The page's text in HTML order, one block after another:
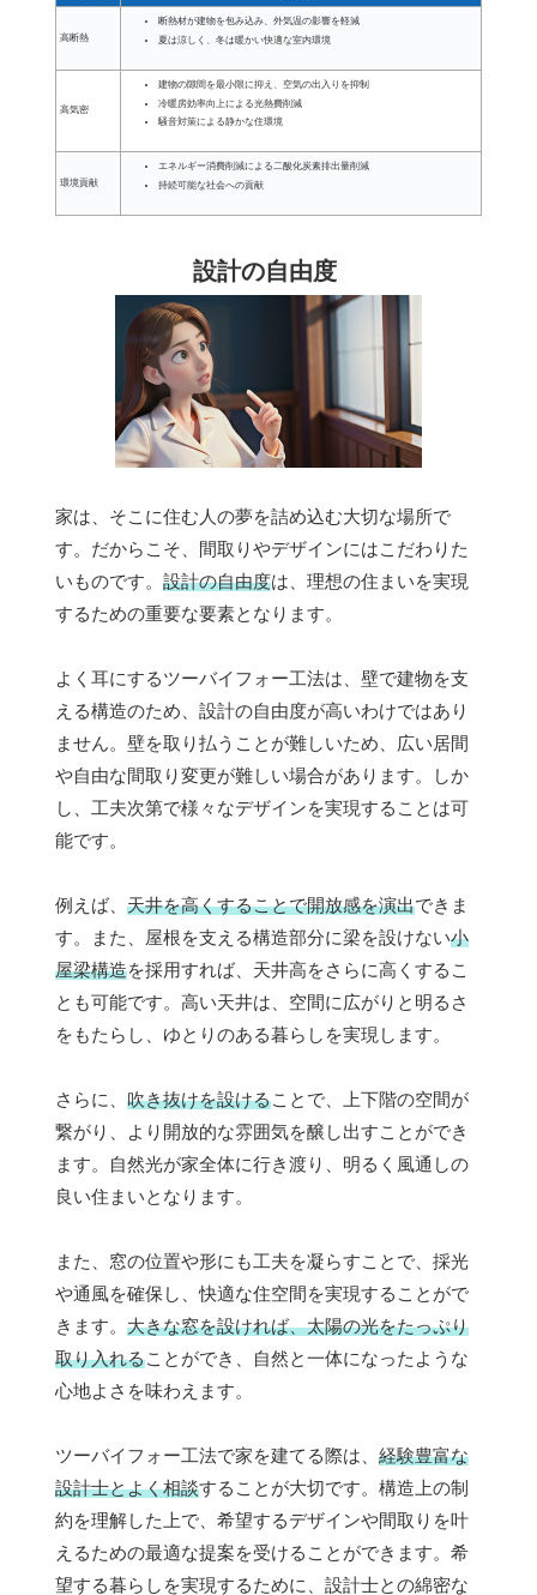
高断熱
断熱材が建物を包み込み、外気温の影響を軽減
夏は涼しく、冬は暖かい快適な室内環境
高気密
建物の隙間を最小限に抑え、空気の出入りを抑制
冷暖房効率向上による光熱費削減
騒音対策による静かな住環境
環境貢献
エネルギー消費削減による二酸化炭素排出量削減
持続可能な社会への貢献
設計の自由度
家は、そこに住む人の夢を詰め込む大切な場所で
す。だからこそ、間取りやデザインにはこだわりた
いものです。 設計の自由度は、理想の住まいを実現
するための重要な要素となります。
よく耳にするツーバイフォー工法は、壁で建物を支
える構造のため、設計の自由度が高いわけではあり
ません。壁を取り払うことが難しいため、広い居間
や自由な間取り変更が難しい場合があります。しか
し、工夫次第で様々なデザインを実現することは可
能です。
例えば、 天井を高くすることで開放感を演出できま
す。また、屋根を支える構造部分に梁を設けない小
屋梁構造を採用すれば、天井高をさらに高くするこ
とも可能です。高い天井は、空間に広がりと明るさ
をもたらし、ゆとりのある暮らしを実現します。
さらに、 吹き抜けを設けることで、上下階の空間が
繋がり、より開放的な雰囲気を醸し出すことができ
ます。自然光が家全体に行き渡り、明るく風通しの
良い住まいとなります。
また、窓の位置や形にも工夫を凝らすことで、採光
や通風を確保し、快適な住空間を実現することがで
きます。 大きな窓を設ければ、太陽の光をたっぷり
取り入れることができ、自然と一体になったような
心地よさを味わえます。
ツーバイフォー工法で家を建てる際は、 経験豊富な
設計士とよく相談することが大切です。構造上の制
約を理解した上で、希望するデザインや間取りを叶
えるための最適な提案を受けることができます。希
望する暮らしを実現するために、設計士との綿密な